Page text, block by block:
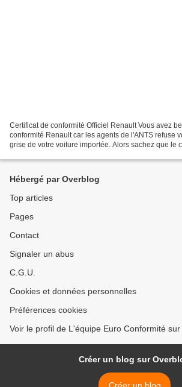
Certificat de conformité Officiel Renault Vous avez
conformité Renault car les agents de l'ANTS refuse
grise de votre voiture importée. Alors sachez que le
Hébergé par Overblog
Top articles
Pages
Contact
Signaler un abus
C.G.U.
Cookies et données personnelles
Préférences cookies
Voir le profil de L'équipe Euro Conformité
Créer un blog sur